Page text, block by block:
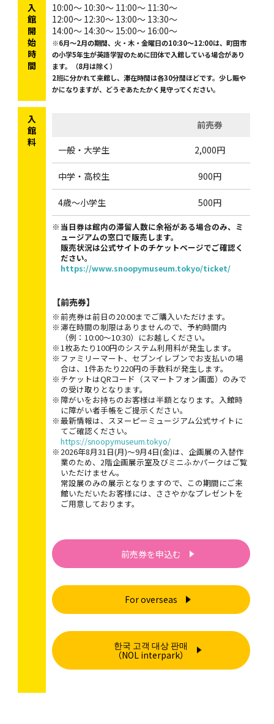
入
館
開
始
時
間
10:00～ 10:30～ 11:00～ 11:30～
12:00～ 12:30～ 13:00～ 13:30～
14:00～ 14:30～ 15:00～ 16:00～
※6月～2月の期間、火・木・金曜日の10:30～12:00は、町田市
の小学5年生が英語学習のために団体で入館している場合があり
ます。（8月は除く）
2班に分かれて来館し、滞在時間は各30分間ほどです。少し賑や
かになりますが、どうぞあたたかく見守ってください。
入
館
料
前売券
一般・大学生 2,000円
中学・高校生 900円
4歳～小学生 500円
当日券は館内の滞留人数に余裕がある場合のみ、ミ
ュージアムの窓口で販売します。
販売状況は公式サイトのチケットページでご確認く
ださい。
https://www.snoopymuseum.tokyo/ticket/
【前売券】
前売券は前日の20:00までご購入いただけます。
滞在時間の制限はありませんので、予約時間内
（例：10:00～10:30）にお越しください。
1枚あたり100円のシステム利用料が発生します。
ファミリーマート、セブンイレブンでお支払いの場
合は、1件あたり220円の手数料が発生します。
チケットはQRコード（スマートフォン画面）のみで
の受け取りとなります。
障がいをお持ちのお客様は半額となります。入館時
に障がい者手帳をご提示ください。
最新情報は、スヌーピーミュージアム公式サイトに
てご確認ください。
https://snoopymuseum.tokyo/
2026年8月31日(月)～9月4日(金)は、企画展の入替作
業のため、2階企画展示室及びミニふかパークはご覧
いただけません。
常設展のみの展示となりますので、この期間にご来
館いただいたお客様には、ささやかなプレゼントを
ご用意しております。
前売券を申込む
For overseas
한국 고객 대상 판매
（NOL interpark）